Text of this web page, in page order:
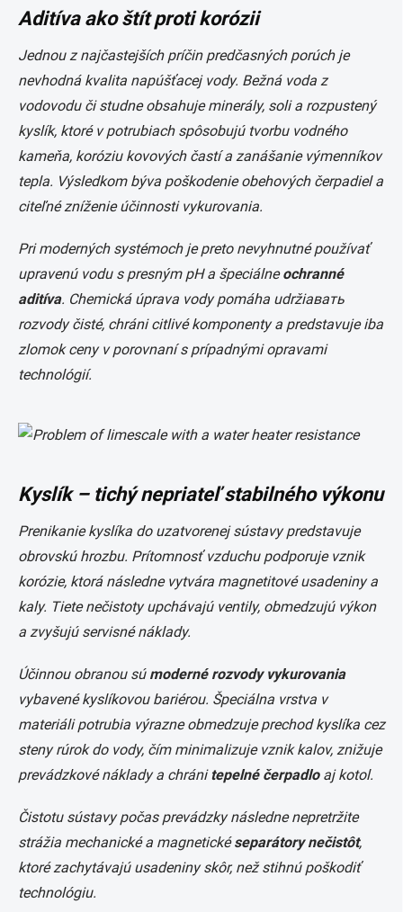
Aditíva ako štít proti korózii
Jednou z najčastejších príčin predčasných porúch je
nevhodná kvalita napúšťacej vody. Bežná voda z
vodovodu či studne obsahuje minerály, soli a rozpustený
kyslík, ktoré v potrubiach spôsobujú tvorbu vodného
kameňa, koróziu kovových častí a zanášanie výmenníkov
tepla. Výsledkom býva poškodenie obehových čerpadiel a
citeľné zníženie účinnosti vykurovania.
Pri moderných systémoch je preto nevyhnutné používať
upravenú vodu s presným pH a špeciálneochranné
aditíva. Chemická úprava vody pomáha udržiaвать
rozvody čisté, chráni citlivé komponenty a predstavuje iba
zlomok ceny v porovnaní s prípadnými opravami
technológií.
Kyslík – tichý nepriateľ stabilného výkonu
Prenikanie kyslíka do uzatvorenej sústavy predstavuje
obrovskú hrozbu. Prítomnosť vzduchu podporuje vznik
korózie, ktorá následne vytvára magnetitové usadeniny a
kaly. Tiete nečistoty upchávajú ventily, obmedzujú výkon
a zvyšujú servisné náklady.
Účinnou obranou sú moderné rozvody vykurovania
vybavené kyslíkovou bariérou. Špeciálna vrstva v
materiáli potrubia výrazne obmedzuje prechod kyslíka cez
steny rúrok do vody, čím minimalizuje vznik kalov, znižuje
prevádzkové náklady a chránitepelné čerpadloaj kotol.
Čistotu sústavy počas prevádzky následne nepretržite
strážia mechanické a magnetickéseparátory nečistôt,
ktoré zachytávajú usadeniny skôr, než stihnú poškodiť
technológiu.